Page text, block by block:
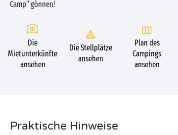
Camp“ gönnen!
Die
Mietunterkünfte
ansehen
Die Stellplätze
ansehen
Plan des
Campings
ansehen
Praktische Hinweise